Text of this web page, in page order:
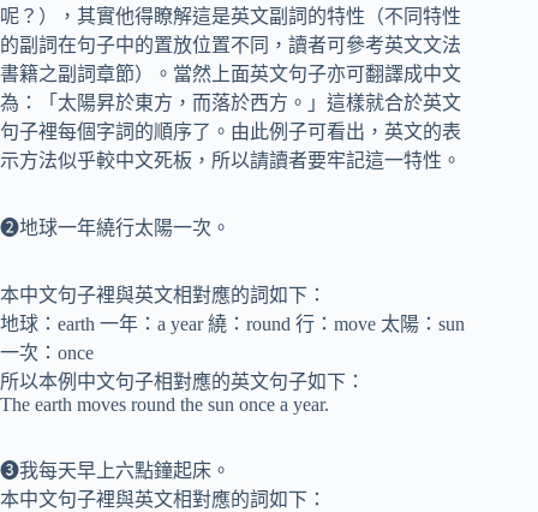
呢？），其實他得瞭解這是英文副詞的特性（不同特性
的副詞在句子中的置放位置不同，讀者可參考英文文法
書籍之副詞章節）。當然上面英文句子亦可翻譯成中文
為：「太陽昇於東方，而落於西方。」這樣就合於英文
句子裡每個字詞的順序了。由此例子可看出，英文的表
示方法似乎較中文死板，所以請讀者要牢記這一特性。
❷地球一年繞行太陽一次。
本中文句子裡與英文相對應的詞如下：
地球：earth 一年：a year 繞：round 行：move 太陽：sun
一次：once
所以本例中文句子相對應的英文句子如下：
The earth moves round the sun once a year.
❸我每天早上六點鐘起床。
本中文句子裡與英文相對應的詞如下：